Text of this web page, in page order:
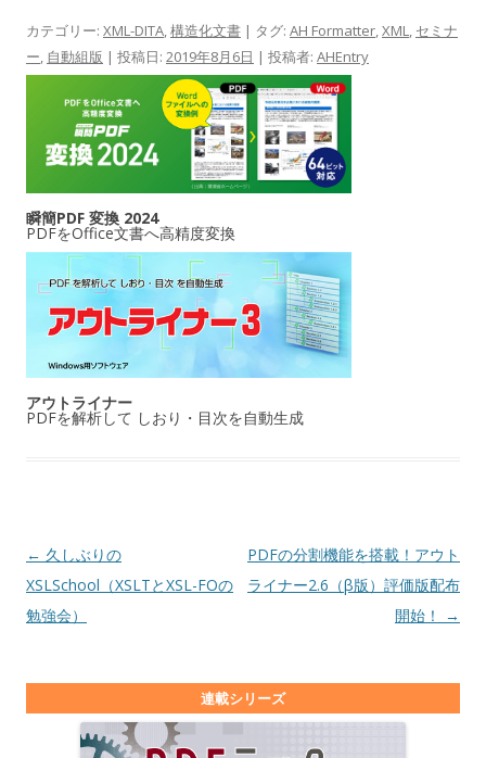
カテゴリー: XML-DITA,構造化文書 | タグ: AH Formatter,XML, セミナ
ー, 自動組版 | 投稿日: 2019年8月6日 | 投稿者: AHEntry
瞬簡PDF 変換 2024
PDFをOffice文書へ高精度変換
アウトライナー
PDFを解析して しおり・目次を自動生成
投稿ナビゲーション
← 久しぶりの
XSLSchool（XSLTとXSL-FOの
勉強会）
PDFの分割機能を搭載！アウト
ライナー2.6（β版）評価版配布
開始！
→
連載シリーズ